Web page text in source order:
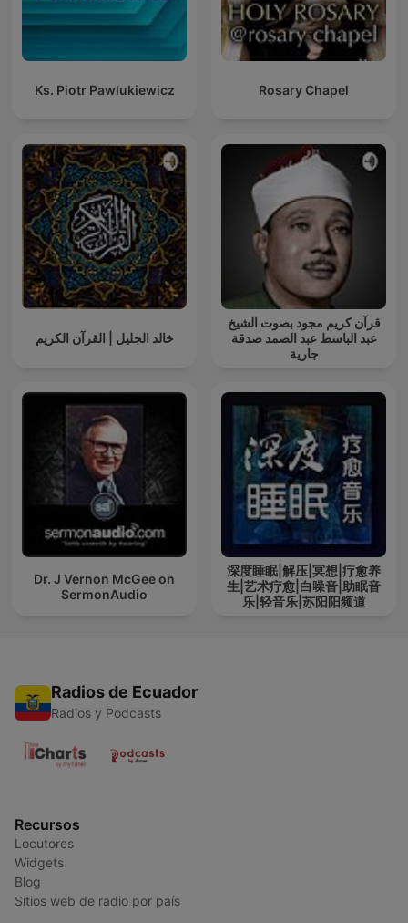
Ks. Piotr Pawlukiewicz Rosary Chapel
خالد الجليل | القرآن الكريم
قرآن كريم مجود بصوت الشيخ
عبد الباسط عبد الصمد صدقة
جارية
Dr. J Vernon McGee on
SermonAudio
深度睡眠|解压|冥想|疗愈养
生|艺术疗愈|白噪音|助眠音
乐|轻音乐|苏阳阳频道
Radios de Ecuador
Radios y Podcasts
Recursos
Locutores
Widgets
Blog
Sitios web de radio por país